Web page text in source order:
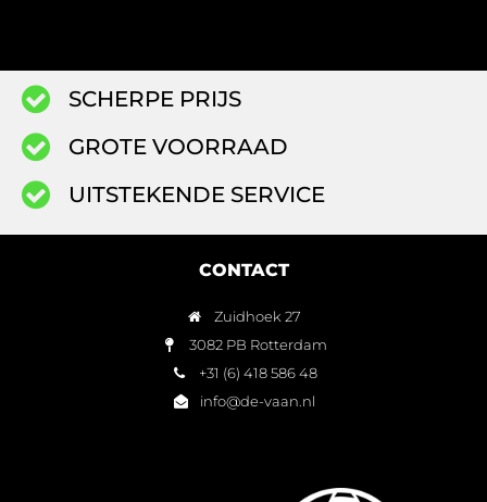
SCHERPE PRIJS
GROTE VOORRAAD
UITSTEKENDE SERVICE
CONTACT
Zuidhoek 27
3082 PB Rotterdam
+31 (6) 418 586 48
info@de-vaan.nl